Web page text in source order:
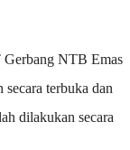
Gerbang NTB Emas
terbuka dan
dilakukan secara